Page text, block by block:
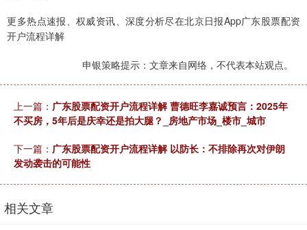
​更多热点速报、权威资讯、深度分析尽在北京日报App广东股票配资
开户流程详解
申银策略提示：文章来自网络，不代表本站观点。
上一篇： 广东股票配资开户流程详解 曹德旺李嘉诚预言：2025年
不买房，5年后是庆幸还是拍大腿？_房地产市场_楼市_城市
下一篇： 广东股票配资开户流程详解 以防长：不排除再次对伊朗
发动袭击的可能性
相关文章